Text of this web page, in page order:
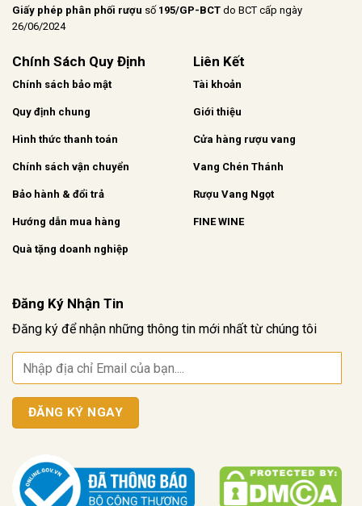
Giấy phép phân phối rượu số 195/GP-BCT do BCT cấp ngày
26/06/2024
Chính Sách Quy Định
Chính sách bảo mật
Quy định chung
Hình thức thanh toán
Chính sách vận chuyển
Bảo hành & đổi trả
Hướng dẫn mua hàng
Quà tặng doanh nghiệp
Liên Kết
Tài khoản
Giới thiệu
Cửa hàng rượu vang
Vang Chén Thánh
Rượu Vang Ngọt
FINE WINE
Đăng Ký Nhận Tin
Đăng ký để nhận những thông tin mới nhất từ chúng tôi